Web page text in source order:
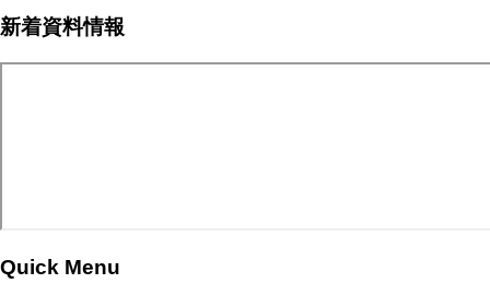
ジ
ー
新着資料情報
Quick Menu